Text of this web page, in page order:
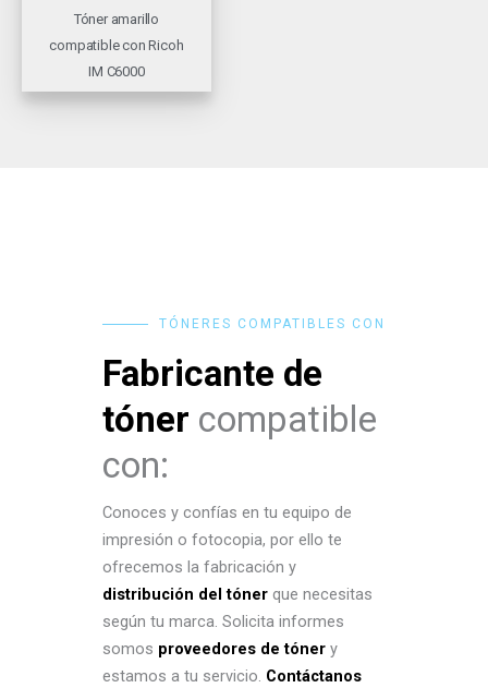
Tóner amarillo
compatible con Ricoh
IM C6000
TÓNERES COMPATIBLES CON
Fabricante de
tóner compatible
con:
Conoces y confías en tu equipo de
impresión o fotocopia, por ello te
ofrecemos la fabricación y
distribución del tóner que necesitas
según tu marca. Solicita informes
somos proveedores de tóner y
estamos a tu servicio. Contáctanos